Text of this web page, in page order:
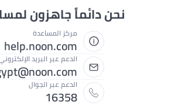
نحن دائماً جاهزون
مركز المساعدة
help.noon.com
الدعم عبر البريد
الدعم عبر الجوال
16358